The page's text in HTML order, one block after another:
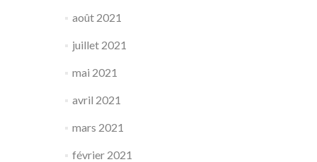
août 2021
juillet 2021
mai 2021
avril 2021
mars 2021
février 2021